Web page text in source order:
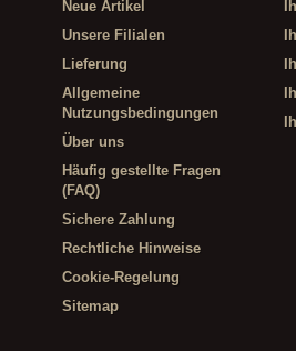
Neue Artikel
Unsere Filialen
Lieferung
Allgemeine
Nutzungsbedingungen
Über uns
Häufig gestellte Fragen
(FAQ)
Sichere Zahlung
Rechtliche Hinweise
Cookie-Regelung
Sitemap